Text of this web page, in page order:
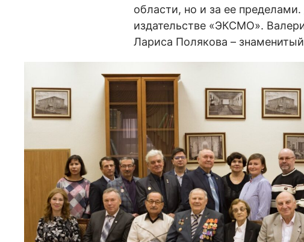
области, но и за ее
издательстве «ЭКСМО».
Лариса Полякова –